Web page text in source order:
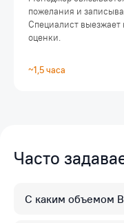
пожелания и
Специалист выезжает
оценки.
~1,5 часа
Часто
С каким объемом